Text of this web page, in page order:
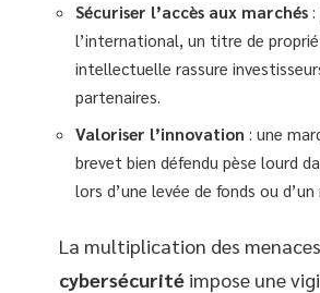
Sécuriser l’accès aux marchés :
l’international, un titre de
intellectuelle rassure
partenaires.
Valoriser l’innovation : une
brevet bien défendu pèse lourd
lors d’une levée de fonds ou d’un
La multiplication des
cybersécurité impose une